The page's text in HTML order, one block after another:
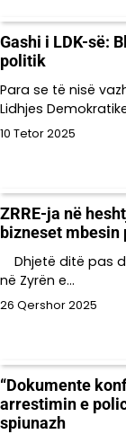
Gashi i LDK-së:
politik
Para se të nisë
Lidhjes
10 Tetor 2025
ZRRE-ja në
bizneset mbesin
Dhjetë ditë pas
në Zyrën e…
26 Qershor 2025
“Dokumente
arrestimin e
spiunazh